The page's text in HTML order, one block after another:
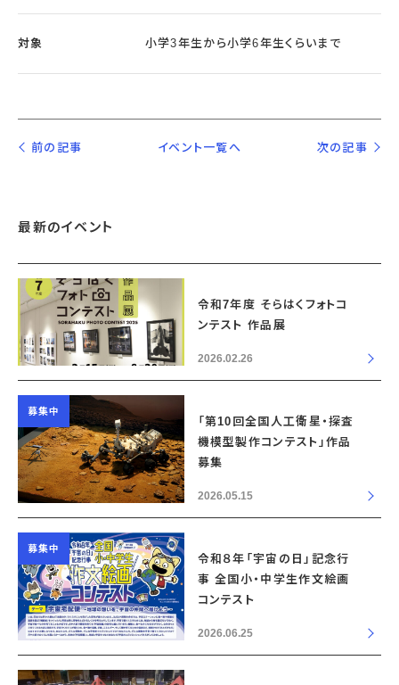
対象 小学3年生から小学6年生くらいまで
前の記事 イベント一覧へ 次の記事
最新のイベント
令和7年度 そらはくフォトコ
ンテスト 作品展
2026.02.26
募集中
「第10回全国人工衛星・探査
機模型製作コンテスト」作品
募集
2026.05.15
募集中
令和８年「宇宙の日」記念行
事 全国小・中学生作文絵画
コンテスト
2026.06.25